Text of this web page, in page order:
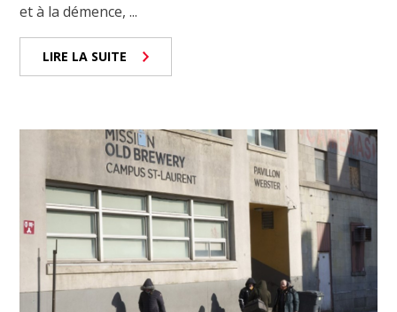
et à la démence, ...
LIRE LA SUITE